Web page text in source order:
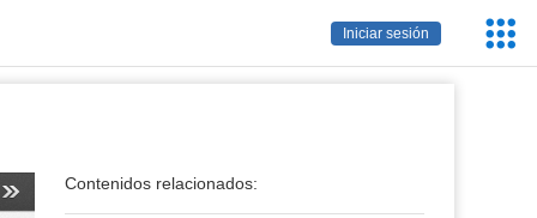
Iniciar sesión
Contenidos relacionados: